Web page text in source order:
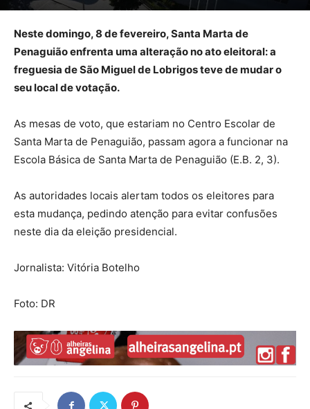
Neste domingo, 8 de fevereiro, Santa Marta de
Penaguião enfrenta uma alteração no ato eleitoral: a
freguesia de São Miguel de Lobrigos teve de mudar o
seu local de votação.
As mesas de voto, que estariam no Centro Escolar de
Santa Marta de Penaguião, passam agora a funcionar na
Escola Básica de Santa Marta de Penaguião (E.B. 2, 3).
As autoridades locais alertam todos os eleitores para
esta mudança, pedindo atenção para evitar confusões
neste dia da eleição presidencial.
Jornalista: Vitória Botelho
Foto: DR